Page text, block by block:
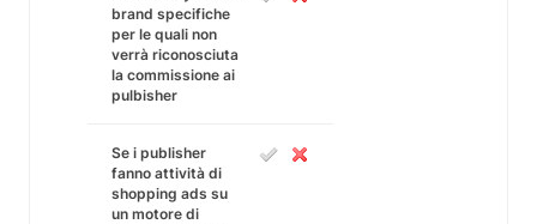
brand specifiche
per le quali non
verrà riconosciuta
la commissione ai
pulbisher
Se i publisher
fanno attività di
shopping ads su
un motore di